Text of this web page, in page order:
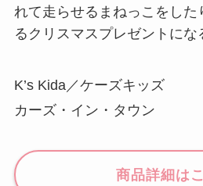
れて走らせるまねっこをし
るクリスマスプレゼントにな
K’s Kida／ケーズキッズ
カーズ・イン・タウン
商品詳細は